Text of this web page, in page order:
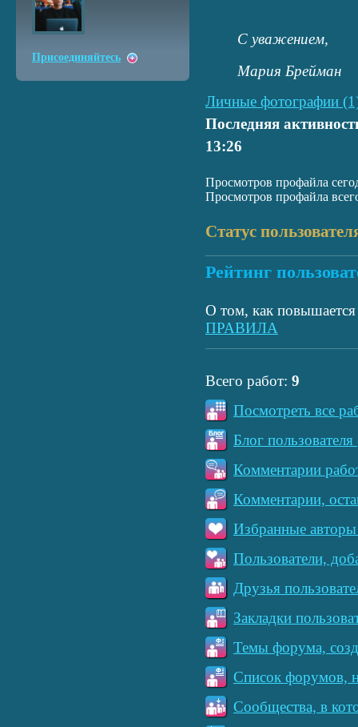
С уважением,
Мария Брейман
Личные фотографии
Последняя
13:26
Просмотров профайла
Просмотров профайла
Статус
Рейтинг
О том, как повышается
ПРАВИЛА
Всего работ: 9
Посмотреть все
Блог
Комментарии
Комментарии,
Избранные авторы
Пользователи,
Друзья
Закладки
Темы форума,
Список форумов,
Сообщества, в
Присоединяйтесь